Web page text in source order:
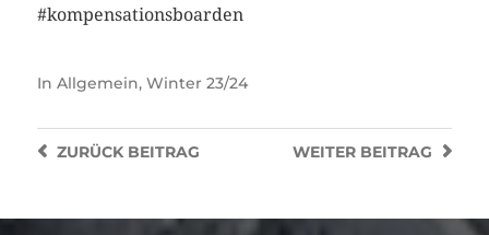
#kompensationsboarden
In Allgemein, Winter 23/24
WEITER BEITRAG
ZURÜCKBEITRAG